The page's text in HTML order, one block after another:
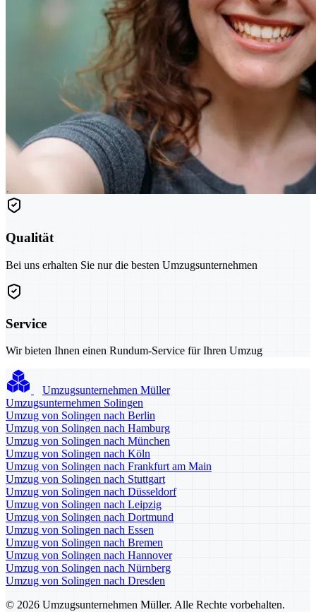
Qualität
Bei uns erhalten Sie nur die besten Umzugsunternehmen
Service
Wir bieten Ihnen einen Rundum-Service für Ihren Umzug
Umzugsunternehmen Müller
Umzugsunternehmen Solingen
Umzug von Solingen nach Berlin
Umzug von Solingen nach Hamburg
Umzug von Solingen nach München
Umzug von Solingen nach Köln
Umzug von Solingen nach Frankfurt am Main
Umzug von Solingen nach Stuttgart
Umzug von Solingen nach Düsseldorf
Umzug von Solingen nach Leipzig
Umzug von Solingen nach Dortmund
Umzug von Solingen nach Essen
Umzug von Solingen nach Bremen
Umzug von Solingen nach Hannover
Umzug von Solingen nach Nürnberg
Umzug von Solingen nach Dresden
© 2026 Umzugsunternehmen Müller. Alle Rechte vorbehalten.